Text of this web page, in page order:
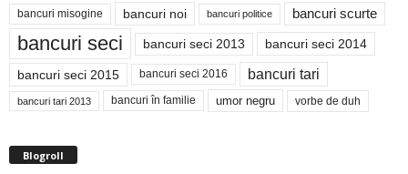
bancuri misogine bancuri noi bancuri politice bancuri scurte
bancuri seci bancuri seci 2013 bancuri seci 2014
bancuri seci 2015 bancuri seci 2016 bancuri tari
bancuri tari 2013 bancuri în familie umor negru vorbe de duh
Blogroll